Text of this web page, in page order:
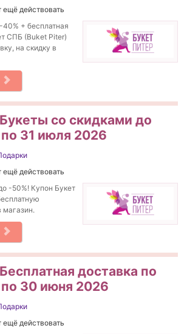
действовать
+ бесплатная
СПБ (Buket Piter)
на скидку в
со скидками до
31 июля 2026
действовать
-50%! Купон Букет
магазин.
доставка по
30 июня 2026
действовать